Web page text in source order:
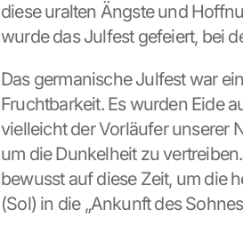
diese uralten Ängste und
wurde das Julfest gefeiert, bei
Das germanische Julfest war
Fruchtbarkeit. Es wurden Eide
vielleicht der Vorläufer unserer
um die Dunkelheit zu
bewusst auf diese Zeit, um die
(Sol) in die „Ankunft des